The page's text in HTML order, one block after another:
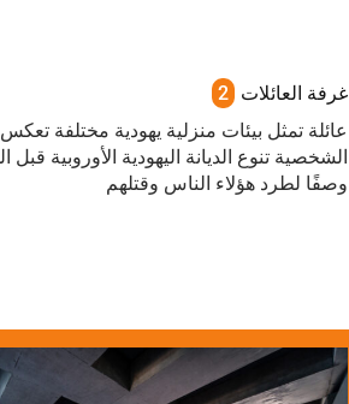
2 غرفة العائلات
الشخصية تنوع الديانة اليهودية الأوروبية
وصفًا لطرد هؤلاء الناس وقتلهم